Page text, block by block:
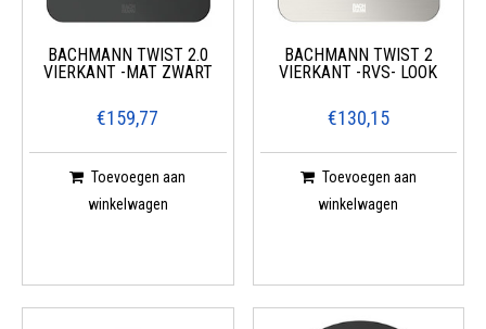
BACHMANN TWIST 2.0
VIERKANT -MAT ZWART
€159,77
Toevoegen aan
winkelwagen
BACHMANN TWIST 2
VIERKANT -RVS- LOOK
€130,15
Toevoegen aan
winkelwagen